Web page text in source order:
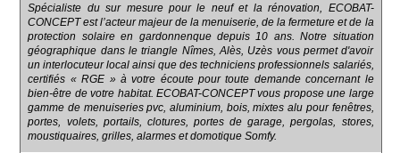
Spécialiste du sur mesure pour le neuf et la rénovation, ECOBAT-
CONCEPT est l’acteur majeur de la menuiserie, de la fermeture et de la
protection solaire en gardonnenque depuis 10 ans. Notre situation
géographique dans le triangle Nîmes, Alès, Uzès vous permet d'avoir
un interlocuteur local ainsi que des techniciens professionnels salariés,
certifiés « RGE » à votre écoute pour toute demande concernant le
bien-être de votre habitat. ECOBAT-CONCEPT vous propose une large
gamme de menuiseries pvc, aluminium, bois, mixtes alu pour fenêtres,
portes, volets, portails, clotures, portes de garage, pergolas, stores,
moustiquaires, grilles, alarmes et domotique Somfy.